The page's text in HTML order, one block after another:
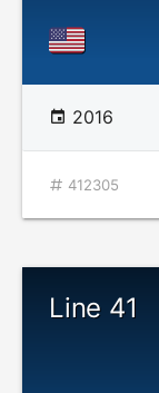
2016
412305
Line 41